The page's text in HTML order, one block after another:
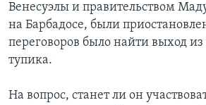
Венесуэлы и правительством
на Барбадосе, были
переговоров было найти выход из
тупика.
На вопрос, станет ли он